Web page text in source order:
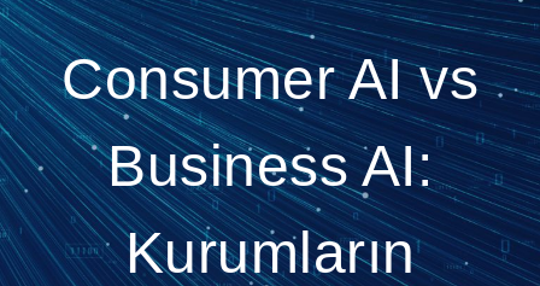
Consumer AI vs
Business AI:
Kurumların